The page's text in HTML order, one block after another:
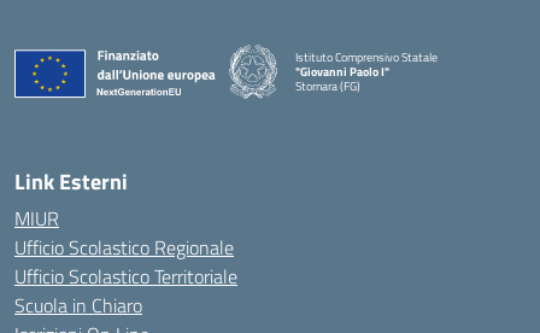
Istituto Comprensivo Statale
"Giovanni Paolo I"
Stornara (FG)
Link Esterni
MIUR
Ufficio Scolastico Regionale
Ufficio Scolastico Territoriale
Scuola in Chiaro